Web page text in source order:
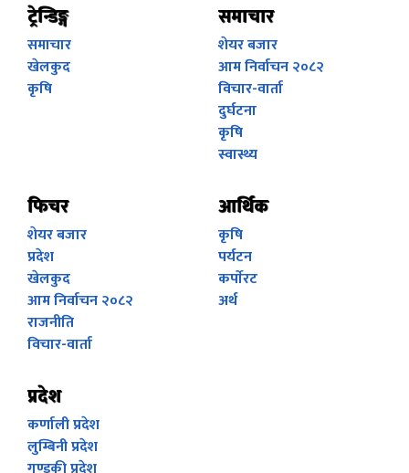
ट्रेन्डिङ्ग
समाचार
खेलकुद
कृषि
समाचार
शेयर बजार
आम निर्वाचन २०८२
विचार-वार्ता
दुर्घटना
कृषि
स्वास्थ्य
फिचर
शेयर बजार
प्रदेश
खेलकुद
आम निर्वाचन २०८२
राजनीति
विचार-वार्ता
आर्थिक
कृषि
पर्यटन
कर्पाेरट
अर्थ
प्रदेश
कर्णाली प्रदेश
लुम्बिनी प्रदेश